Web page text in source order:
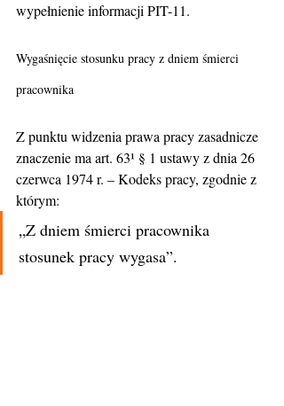
wypełnienie informacji PIT-11.
Wygaśnięcie stosunku pracy z dniem śmierci
pracownika
Z punktu widzenia prawa pracy zasadnicze
znaczenie ma art. 63¹ § 1 ustawy z dnia 26
czerwca 1974 r. – Kodeks pracy, zgodnie z
którym:
„Z dniem śmierci pracownika
stosunek pracy wygasa”.